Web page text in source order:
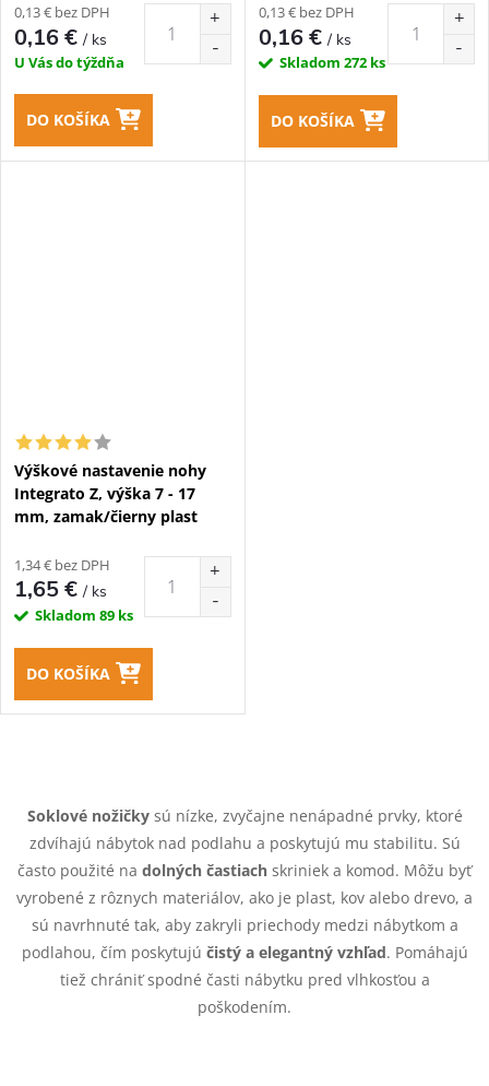
0,13 € bez DPH
0,16 €/ ks
U Vás do týždňa
DO KOŠÍKA
0,13 € bez DPH
0,16 €/ ks
Skladom 272 ks
DO KOŠÍKA
Výškové nastavenie nohy
Integrato Z, výška 7 - 17
mm, zamak/čierny plast
1,34 € bez DPH
1,65 €/ ks
Skladom 89 ks
DO KOŠÍKA
v
l
á
d
Soklové nožičkysú nízke, zvyčajne nenápadné prvky, ktoré
zdvíhajú nábytok nad podlahu a poskytujú mu stabilitu. Sú
často použité na dolných častiach skriniek a komod. Môžu byť
vyrobené z rôznych materiálov, ako je plast, kov alebo drevo, a
sú navrhnuté tak, aby zakryli priechody medzi nábytkom a
podlahou, čím poskytujú čistý a elegantný vzhľad. Pomáhajú
tiež chrániť spodné časti nábytku pred vlhkosťou a
poškodením.